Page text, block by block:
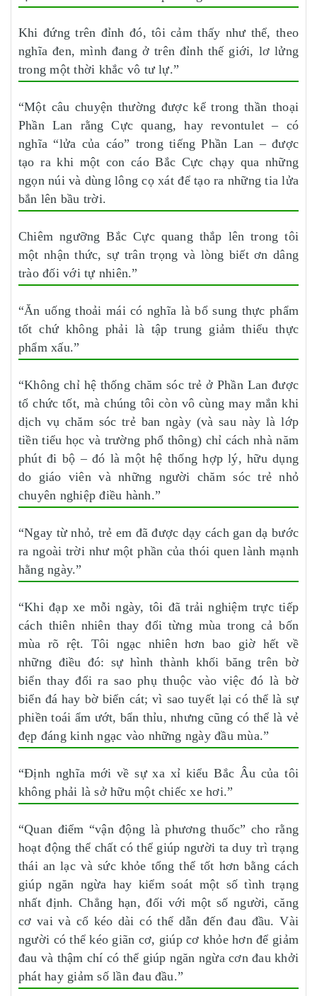
Khi đứng trên đỉnh đó, tôi cảm thấy như thể, theo
nghĩa đen, mình đang ở trên đỉnh thế giới, lơ lửng
trong một thời khắc vô tư lự.”
“Một câu chuyện thường được kể trong thần thoại
Phần Lan rằng Cực quang, hay revontulet – có
nghĩa “lửa của cáo” trong tiếng Phần Lan – được
tạo ra khi một con cáo Bắc Cực chạy qua những
ngọn núi và dùng lông cọ xát để tạo ra những tia lửa
bắn lên bầu trời.
Chiêm ngưỡng Bắc Cực quang thắp lên trong tôi
một nhận thức, sự trân trọng và lòng biết ơn dâng
trào đối với tự nhiên.”
“Ăn uống thoải mái có nghĩa là bổ sung thực phẩm
tốt chứ không phải là tập trung giảm thiểu thực
phẩm xấu.”
“Không chỉ hệ thống chăm sóc trẻ ở Phần Lan được
tổ chức tốt, mà chúng tôi còn vô cùng may mắn khi
dịch vụ chăm sóc trẻ ban ngày (và sau này là lớp
tiền tiểu học và trường phổ thông) chỉ cách nhà năm
phút đi bộ – đó là một hệ thống hợp lý, hữu dụng
do giáo viên và những người chăm sóc trẻ nhỏ
chuyên nghiệp điều hành.”
“Ngay từ nhỏ, trẻ em đã được dạy cách gan dạ bước
ra ngoài trời như một phần của thói quen lành mạnh
hằng ngày.”
“Khi đạp xe mỗi ngày, tôi đã trải nghiệm trực tiếp
cách thiên nhiên thay đổi từng mùa trong cả bốn
mùa rõ rệt. Tôi ngạc nhiên hơn bao giờ hết về
những điều đó: sự hình thành khối băng trên bờ
biển thay đổi ra sao phụ thuộc vào việc đó là bờ
biển đá hay bờ biển cát; vì sao tuyết lại có thể là sự
phiền toái ẩm ướt, bẩn thỉu, nhưng cũng có thể là vẻ
đẹp đáng kinh ngạc vào những ngày đầu mùa.”
“Định nghĩa mới về sự xa xỉ kiểu Bắc Âu của tôi
không phải là sở hữu một chiếc xe hơi.”
“Quan điểm “vận động là phương thuốc” cho rằng
hoạt động thể chất có thể giúp người ta duy trì trạng
thái an lạc và sức khỏe tổng thể tốt hơn bằng cách
giúp ngăn ngừa hay kiểm soát một số tình trạng
nhất định. Chẳng hạn, đối với một số người, căng
cơ vai và cổ kéo dài có thể dẫn đến đau đầu. Vài
người có thể kéo giãn cơ, giúp cơ khỏe hơn để giảm
đau và thậm chí có thể giúp ngăn ngừa cơn đau khởi
phát hay giảm số lần đau đầu.”